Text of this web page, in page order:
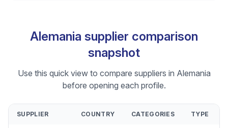
Alemania supplier comparison
snapshot
Use this quick view to compare suppliers in Alemania
before opening each profile.
SUPPLIER COUNTRY CATEGORIES TYPE